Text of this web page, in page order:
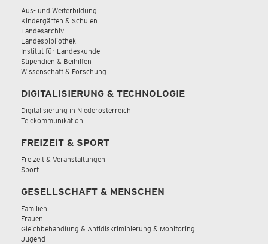
Aus- und Weiterbildung
Kindergärten & Schulen
Landesarchiv
Landesbibliothek
Institut für Landeskunde
Stipendien & Beihilfen
Wissenschaft & Forschung
DIGITALISIERUNG & TECHNOLOGIE
Digitalisierung in Niederösterreich
Telekommunikation
FREIZEIT & SPORT
Freizeit & Veranstaltungen
Sport
GESELLSCHAFT & MENSCHEN
Familien
Frauen
Gleichbehandlung & Antidiskriminierung & Monitoring
Jugend